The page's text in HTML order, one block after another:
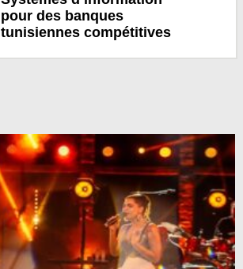
pour des banques
tunisiennes compétitives